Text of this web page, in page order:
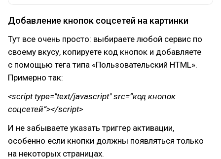
Добавление кнопок соцсетей на картинки
Тут все очень просто: выбираете любой сервис по
своему вкусу, копируете код кнопок и добавляете
с помощью тега типа «Пользовательский HTML».
Примерно так:
<script type="text/javascript" src=”код кнопок
соцсетей”></script>
И не забываете указать триггер активации,
особенно если кнопки должны появляться только
на некоторых страницах.